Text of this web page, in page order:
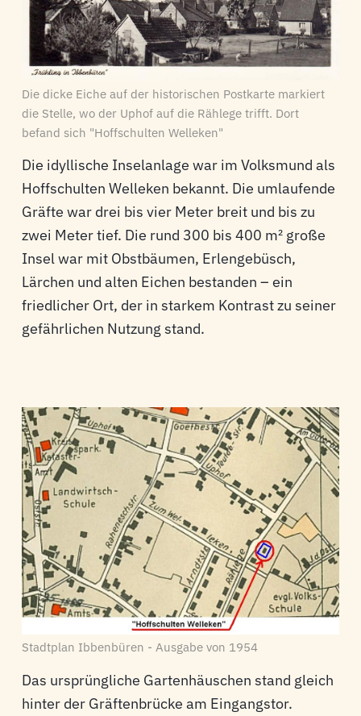
Die dicke Eiche auf der historischen Postkarte markiert
die Stelle, wo der Uphof auf die Rählege trifft. Dort
befand sich "Hoffschulten Welleken"
Die idyllische Inselanlage war im Volksmund als
Hoffschulten Welleken bekannt. Die umlaufende
Gräfte war drei bis vier Meter breit und bis zu
zwei Meter tief. Die rund 300 bis 400 m² große
Insel war mit Obstbäumen, Erlengebüsch,
Lärchen und alten Eichen bestanden – ein
friedlicher Ort, der in starkem Kontrast zu seiner
gefährlichen Nutzung stand.
Stadtplan Ibbenbüren - Ausgabe von 1954
Das ursprüngliche Gartenhäuschen stand gleich
hinter der Gräftenbrücke am Eingangstor.